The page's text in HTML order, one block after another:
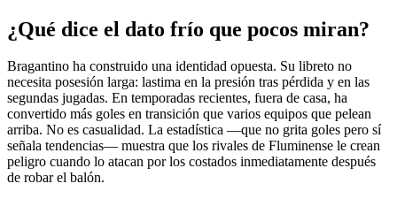
¿Qué dice el dato frío que pocos miran?
Bragantino ha construido una identidad opuesta. Su libreto no
necesita posesión larga: lastima en la presión tras pérdida y en las
segundas jugadas. En temporadas recientes, fuera de casa, ha
convertido más goles en transición que varios equipos que pelean
arriba. No es casualidad. La estadística —que no grita goles pero sí
señala tendencias— muestra que los rivales de Fluminense le crean
peligro cuando lo atacan por los costados inmediatamente después
de robar el balón.